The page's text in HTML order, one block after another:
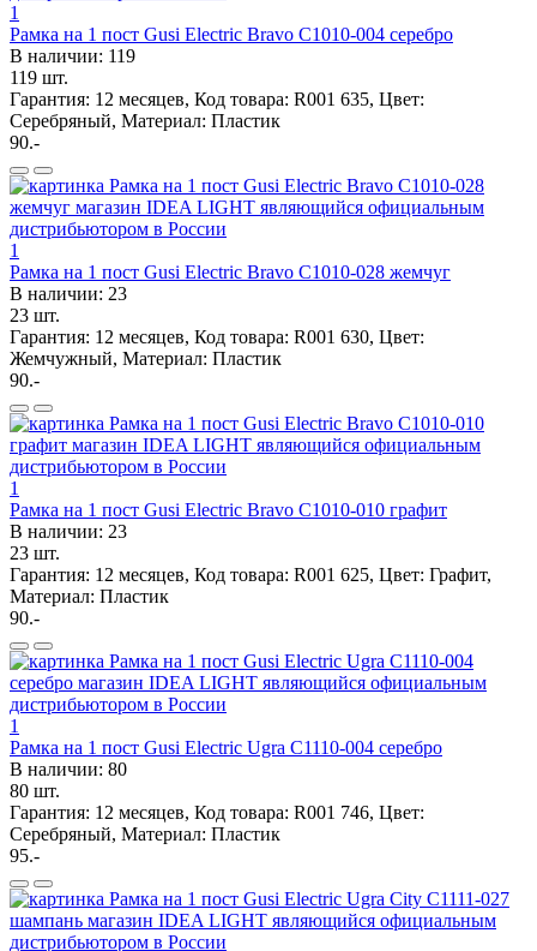
1
Рамка на 1 пост Gusi Electric Bravo С1010-004 серебро
В наличии: 119
119 шт.
Гарантия: 12 месяцев, Код товара: R001 635, Цвет:
Серебряный, Материал: Пластик
90.-
1
Рамка на 1 пост Gusi Electric Bravo С1010-028 жемчуг
В наличии: 23
23 шт.
Гарантия: 12 месяцев, Код товара: R001 630, Цвет:
Жемчужный, Материал: Пластик
90.-
1
Рамка на 1 пост Gusi Electric Bravo С1010-010 графит
В наличии: 23
23 шт.
Гарантия: 12 месяцев, Код товара: R001 625, Цвет: Графит,
Материал: Пластик
90.-
1
Рамка на 1 пост Gusi Electric Ugra С1110-004 серебро
В наличии: 80
80 шт.
Гарантия: 12 месяцев, Код товара: R001 746, Цвет:
Серебряный, Материал: Пластик
95.-